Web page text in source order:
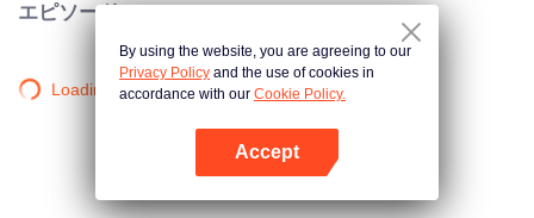
エピソード
Loading…
By using the website, you are agreeing to our
Privacy Policy and the use of cookies in
accordance with our Cookie Policy.
Accept